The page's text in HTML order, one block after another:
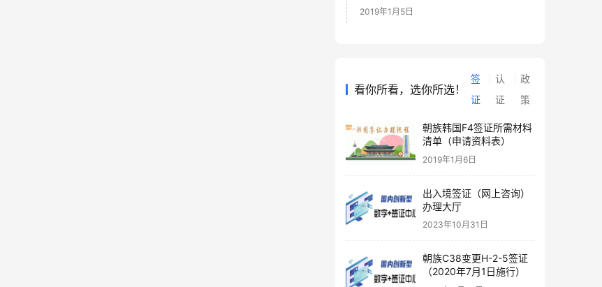
2019年1月5日
看你所看，选你所选！
签
证
认
证
政
策
朝族韩国F4签证所需材料
清单（申请资料表）
2019年1月6日
出入境签证（网上咨询）
办理大厅
2023年10月31日
朝族C38变更H-2-5签证
（2020年7月1日施行）